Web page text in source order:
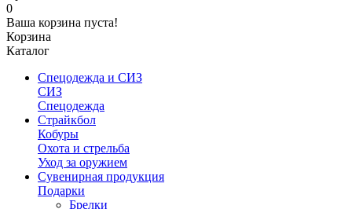
0
Ваша корзина пуста!
Корзина
Каталог
Спецодежда и СИЗ
СИЗ
Спецодежда
Страйкбол
Кобуры
Охота и стрельба
Уход за оружием
Сувенирная продукция
Подарки
Брелки